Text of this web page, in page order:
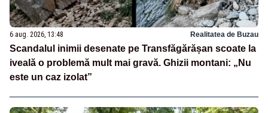
6 aug. 2026, 13:48 Realitatea de Buzau
Scandalul inimii desenate pe Transfăgărășan scoate la
iveală o problemă mult mai gravă. Ghizii montani: „Nu
este un caz izolat”